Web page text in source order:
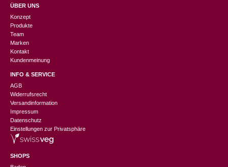
ÜBER UNS
Konzept
Produkte
Team
Marken
Kontakt
Kundenmeinung
INFO & SERVICE
AGB
Widerrufsrecht
Versandinformation
Impressum
Datenschutz
Einstellungen zur Privatsphäre
SHOPS